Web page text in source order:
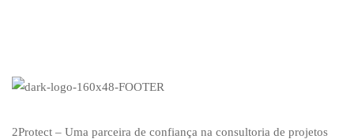
2Protect – Uma parceira de confiança na consultoria de projetos